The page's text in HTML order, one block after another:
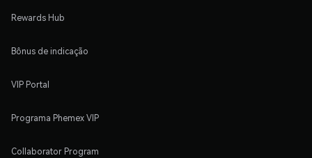
Rewards Hub
Bônus de indicação
VIP Portal
Programa Phemex VIP
Collaborator Program